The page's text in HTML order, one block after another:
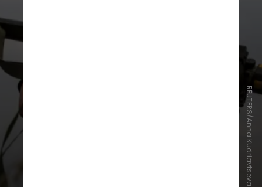
REUTERS/Anna Kudriavtseva